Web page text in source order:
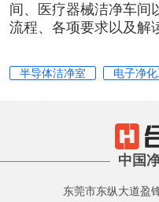
间、医疗器械洁净车间
流程、各项要求以及解
半导体洁净室 电子净
中国
东莞市东纵大道盈